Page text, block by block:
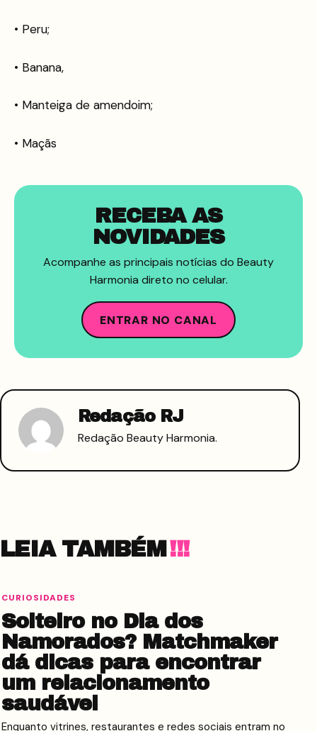
• Peru;
• Banana,
• Manteiga de amendoim;
• Maçãs
RECEBA AS
NOVIDADES
Acompanhe as principais notícias do Beauty
Harmonia direto no celular.
ENTRAR NO CANAL
Redação RJ
Redação Beauty Harmonia.
LEIA TAMBÉM
CURIOSIDADES
Solteiro no Dia dos
Namorados? Matchmaker
dá dicas para encontrar
um relacionamento
saudável
Enquanto vitrines, restaurantes e redes sociais entram no